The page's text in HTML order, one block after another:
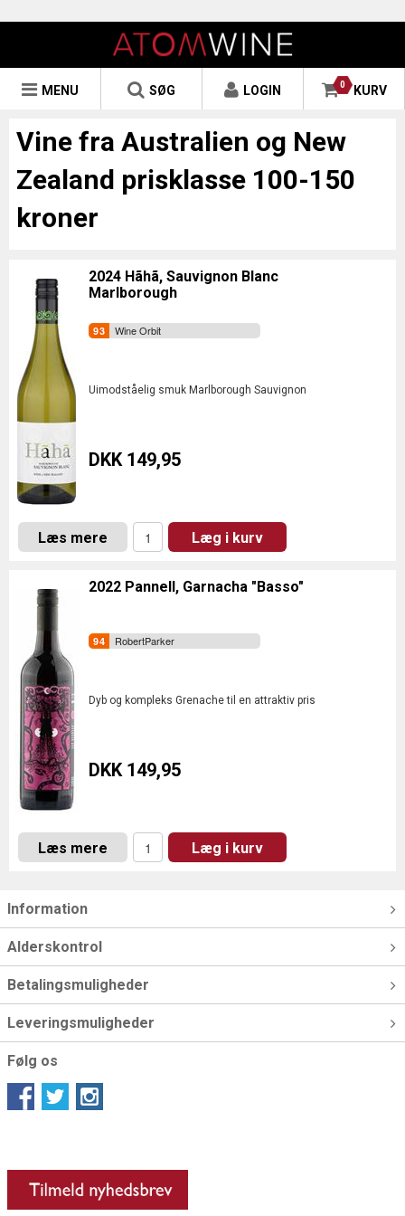
0 KURV
LOGIN
SØG
MENU
Vine fra Australien og New
Zealand prisklasse 100-150
kroner
2024 Hãhã, Sauvignon Blanc
Marlborough
Wine Orbit
Uimodståelig smuk Marlborough Sauvignon
DKK 149,95
Læs mere Læg i kurv
2022 Pannell, Garnacha "Basso"
RobertParker
Dyb og kompleks Grenache til en attraktiv pris
DKK 149,95
Læs mere Læg i kurv
Information
Alderskontrol
Betalingsmuligheder
Leveringsmuligheder
Følg os